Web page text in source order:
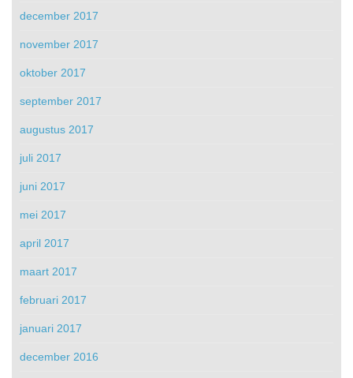
december 2017
november 2017
oktober 2017
september 2017
augustus 2017
juli 2017
juni 2017
mei 2017
april 2017
maart 2017
februari 2017
januari 2017
december 2016